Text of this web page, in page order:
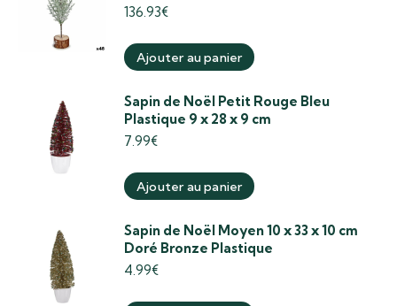
136.93€
Ajouter au panier
Sapin de Noël Petit Rouge Bleu
Plastique 9 x 28 x 9 cm
7.99€
Ajouter au panier
Sapin de Noël Moyen 10 x 33 x 10 cm
Doré Bronze Plastique
4.99€